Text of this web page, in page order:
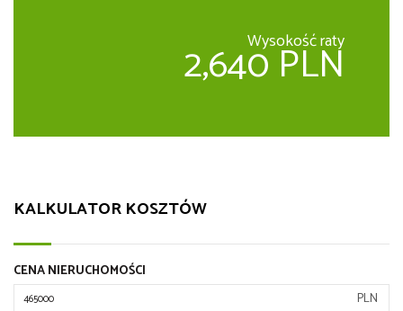
Wysokość raty
2,640 PLN
KALKULATOR KOSZTÓW
CENA NIERUCHOMOŚCI
PLN